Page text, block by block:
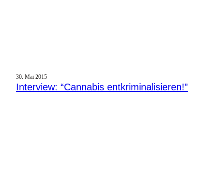
30. Mai 2015
Interview: “Cannabis entkriminalisieren!”